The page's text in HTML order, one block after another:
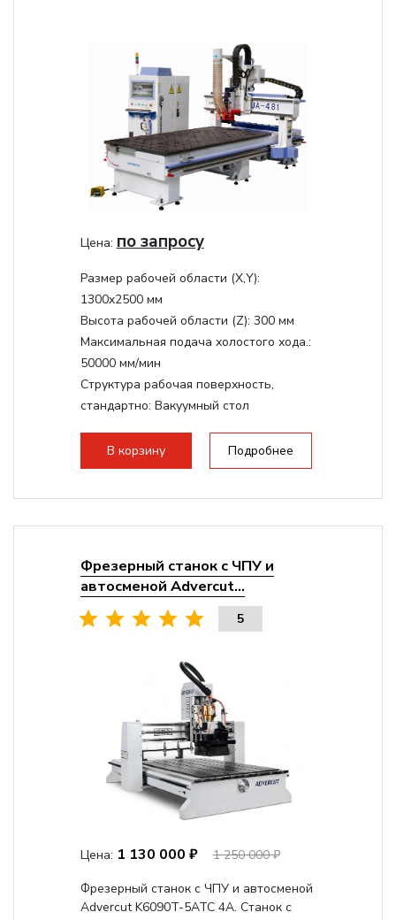
Цена: по запросу
Размер рабочей области (Х,Y):
1300x2500 мм
Высота рабочей области (Z): 300 мм
Максимальная подача холостого хода.:
50000 мм/мин
Структура рабочая поверхность,
стандартно: Вакуумный стол
Мощность инвертора:
10500 Вт
Охлаждение шпинделя:Воздушное
В корзину Подробнее
Фрезерный станок с ЧПУ и
автосменой Advercut...
5
Цена: 1 130 000 ₽
1 250 000 ₽
Фрезерный станок с ЧПУ и автосменой
Advercut K6090T-5ATC 4A. Станок с